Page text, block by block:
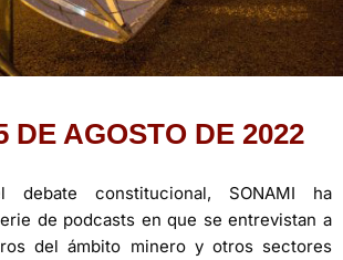
DE AGOSTO DE 2022
debate constitucional, SONAMI ha
de podcasts en que se entrevistan a
del ámbito minero y otros sectores